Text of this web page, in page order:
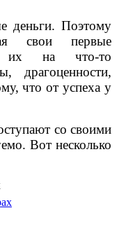
деньги. Поэтому
свои первые
их на что-то
драгоценности,
что от успеха у
со своими
Вот несколько